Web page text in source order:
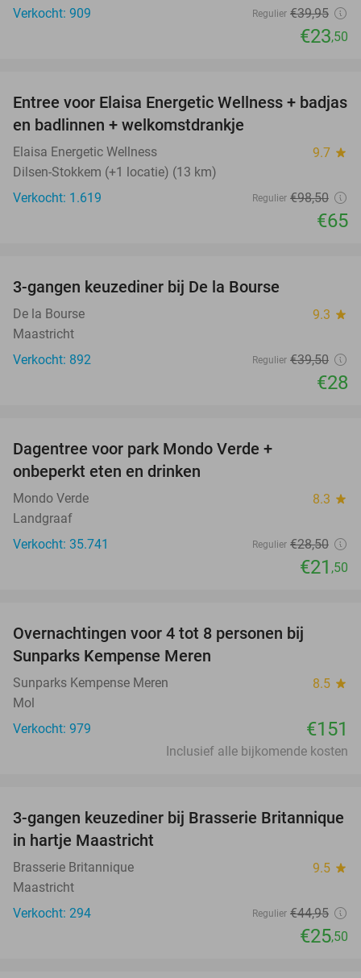
Verkocht: 909 Regulier €39,95
€23,50
34%
Entree voor Elaisa Energetic Wellness + badjas
en badlinnen + welkomstdrankje
Elaisa Energetic Wellness 9.7 star
Dilsen-Stokkem (+1 locatie) (13 km)
Verkocht: 1.619
Regulier €98,50
€65
3-gangen keuzediner bij De la Bourse
De la Bourse 9.3 star
Maastricht
Verkocht: 892
Regulier €39,50
€28
Dagentree voor park Mondo Verde +
onbeperkt eten en drinken
Mondo Verde 8.3 star
Landgraaf
Verkocht: 35.741
Regulier €28,50
€21 ,50
Overnachtingen voor 4 tot 8 personen bij
Sunparks Kempense Meren
Sunparks Kempense Meren 8.5 star
Mol
Verkocht: 979
€151
Inclusief alle bijkomende kosten
43%
3-gangen keuzediner bij Brasserie Britannique
in hartje Maastricht
Brasserie Britannique 9.5 star
Maastricht
Verkocht: 294
Regulier €44,95
€25,50